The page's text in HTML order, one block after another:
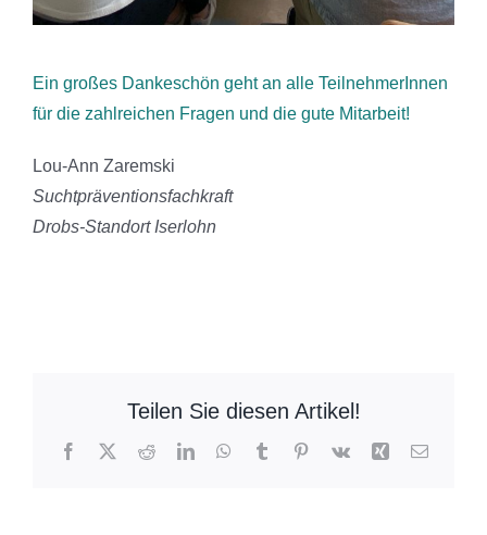
Ein großes Dankeschön geht an alle TeilnehmerInnen
für die zahlreichen Fragen und die gute Mitarbeit!
Lou-Ann Zaremski
Suchtpräventionsfachkraft
Drobs-Standort Iserlohn
Teilen Sie diesen Artikel!
Facebook
X RedditLinkedInWhatsApp
TumblrPinterest
Vk Xing E-